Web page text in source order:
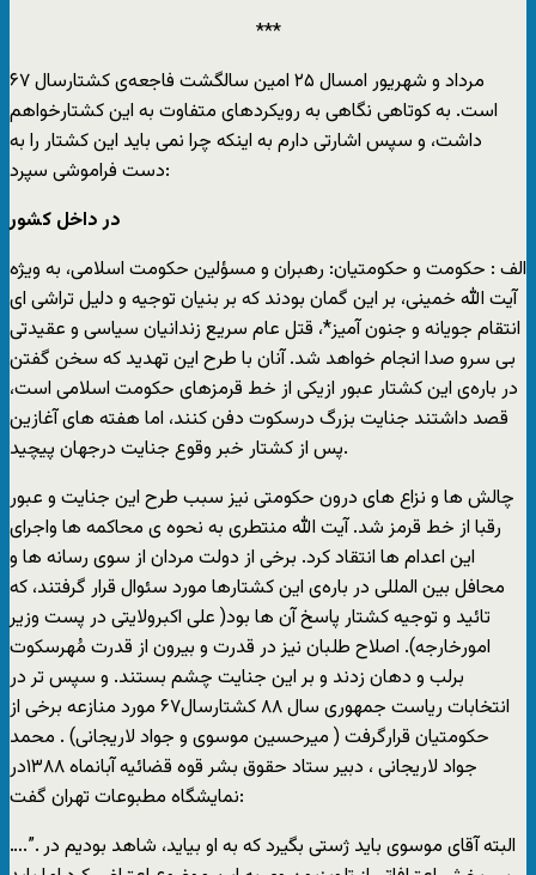
***
مرداد و شهريور امسال ۲۵ امين سالگشت فاجعه‌ی کشتارسال ۶۷
است. به کوتاهی نگاهی به رويکردهای متفاوت به اين کشتارخواهم
داشت، و سپس اشارتی دارم به اينکه چرا نمی بايد اين کشتار را به
دست فراموشی سپرد:
در داخل کشور
الف : حکومت و حکومتيان: رهبران و مسؤلين حکومت اسلامی، به ويژه
آيت الله خمينی، بر اين گمان بودند که بر بنيان توجيه و دليل تراشی ای
انتقام جويانه و جنون آميز*، قتل عام سريع زندانيان سياسی و عقيدتی
بی سرو صدا انجام خواهد شد. آنان با طرح اين تهديد که سخن گفتن
در باره‌ی اين کشتار عبور ازيکی از خط قرمزهای حکومت اسلامی است،
قصد داشتند جنايت بزرگ درسکوت دفن کنند، اما هفته های آغازين
پس از کشتار خبر وقوع جنايت درجهان پيچيد.
چالش ها و نزاع های درون حکومتی نيز سبب طرح اين جنايت و عبور
رقبا از خط قرمز شد. آيت الله منتطری به نحوه ی محاکمه ها واجرای
اين اعدام ها انتقاد کرد. برخی از دولت مردان از سوی رسانه ها و
محافل بين المللی در باره‌ی اين کشتارها مورد سئوال قرار گرفتند، که
تائيد و توجيه کشتار پاسخ آن ها بود( علی اکبرولايتی در پست وزير
امورخارجه). اصلاح طلبان نيز در قدرت و بيرون از قدرت مُهرسکوت
برلب و دهان زدند و بر اين جنايت چشم بستند. و سپس تر در
انتخابات رياست جمهوری سال ۸۸ کشتارسال۶۷ مورد منازعه برخی از
حکومتيان قرارگرفت ( ميرحسين موسوی و جواد لاريجانی) . محمد
جواد لاريجانی ، دبير ستاد حقوق بشر قوه قضائيه آبانماه ۱۳۸۸در
نمايشگاه مطبوعات تهران گفت:
….”. البته آقای موسوی بايد ژستی بگيرد که به او بيايد، شاهد بوديم در